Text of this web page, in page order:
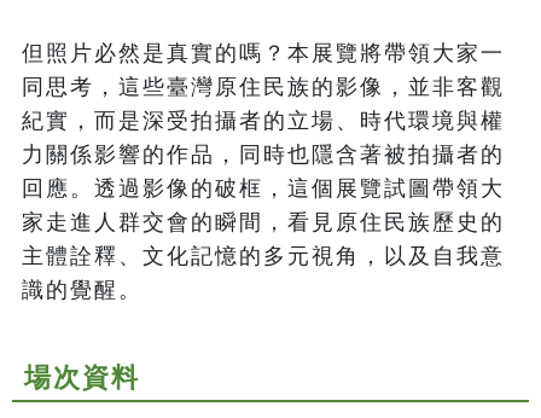
但照片必然是真實的嗎？本展覽將帶領大家一
同思考，這些臺灣原住民族的影像，並非客觀
紀實，而是深受拍攝者的立場、時代環境與權
力關係影響的作品，同時也隱含著被拍攝者的
回應。透過影像的破框，這個展覽試圖帶領大
家走進人群交會的瞬間，看見原住民族歷史的
主體詮釋、文化記憶的多元視角，以及自我意
識的覺醒。
場次資料